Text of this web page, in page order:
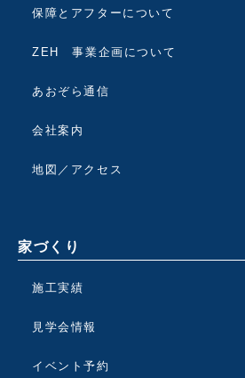
保障とアフターについて
ZEH 事業企画について
あおぞら通信
会社案内
地図／アクセス
家づくり
施工実績
見学会情報
イベント予約